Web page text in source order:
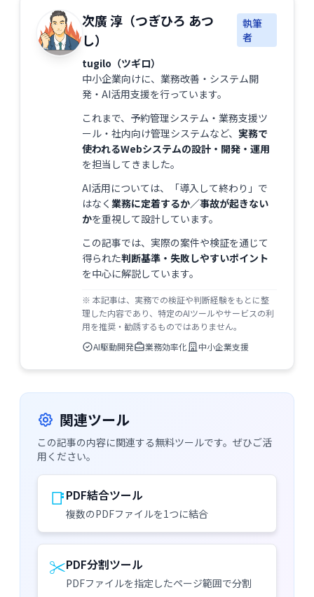
次廣 淳（つぎひろ あつ
し）
執筆
者
tugilo（ツギロ）
中小企業向けに、業務改善・システム開
発・AI活用支援を行っています。
これまで、予約管理システム・業務支援ツ
ール・社内向け管理システムなど、 実務で
使われるWebシステムの設計・開発・運用
を担当してきました。
AI活用については、「導入して終わり」で
はなく 業務に定着するか／事故が起きない
かを重視して設計しています。
この記事では、実際の案件や検証を通じて
得られた判断基準・失敗しやすいポイント
を中心に解説しています。
※ 本記事は、実務での検証や判断経験をもとに整
理した内容であり、特定のAIツールやサービスの利
用を推奨・勧誘するものではありません。
AI駆動開発
業務効率化 中小企業支援
関連ツール
この記事の内容に関連する無料ツールです。ぜひご活
用ください。
📑PDF結合ツール
複数のPDFファイルを1つに結合
✂️PDF分割ツール
PDFファイルを指定したページ範囲で分割